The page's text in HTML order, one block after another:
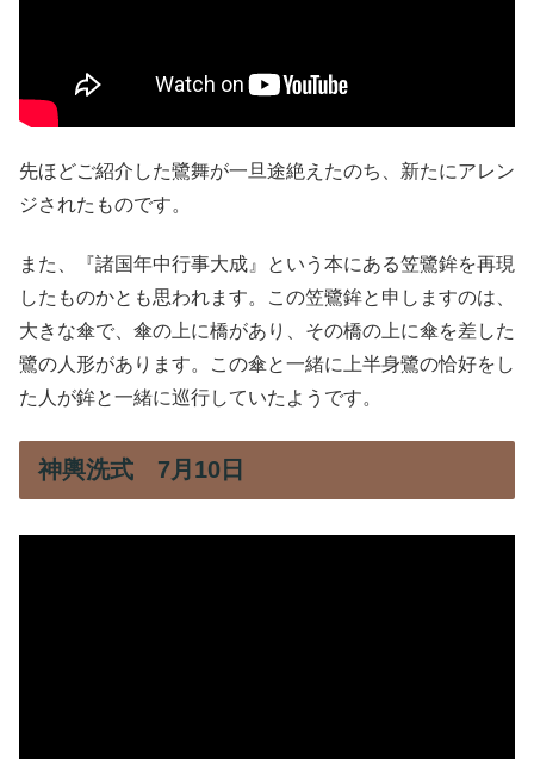
先ほどご紹介した鷺舞が一旦途絶えたのち、新たにアレン
ジされたものです。
また、『諸国年中行事大成』という本にある笠鷺鉾を再現
したものかとも思われます。この笠鷺鉾と申しますのは、
大きな傘で、傘の上に橋があり、その橋の上に傘を差した
鷺の人形があります。この傘と一緒に上半身鷺の恰好をし
た人が鉾と一緒に巡行していたようです。
神輿洗式 7月10日